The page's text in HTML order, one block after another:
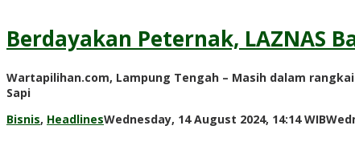
Berdayakan Peternak, LAZNAS
Wartapilihan.com, Lampung Tengah – Masih dalam
Sapi
Bisnis, HeadlinesWednesday, 14 August 2024, 14:14 WIB